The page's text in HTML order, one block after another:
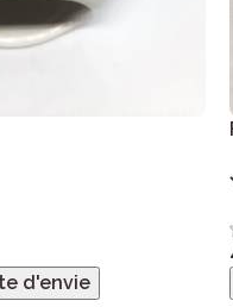
d'envie